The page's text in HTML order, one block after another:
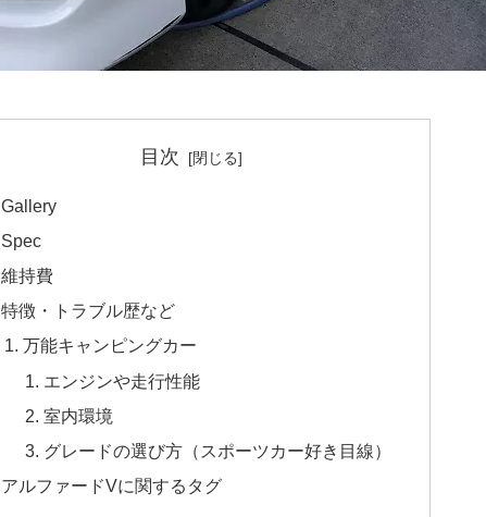
目次
Gallery
Spec
維持費
特徴・トラブル歴など
万能キャンピングカー
エンジンや走行性能
室内環境
グレードの選び方（スポーツカー好き目線）
アルファードVに関するタグ